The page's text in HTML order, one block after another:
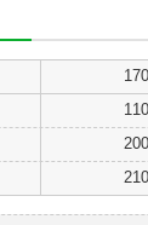
170
110
200
210